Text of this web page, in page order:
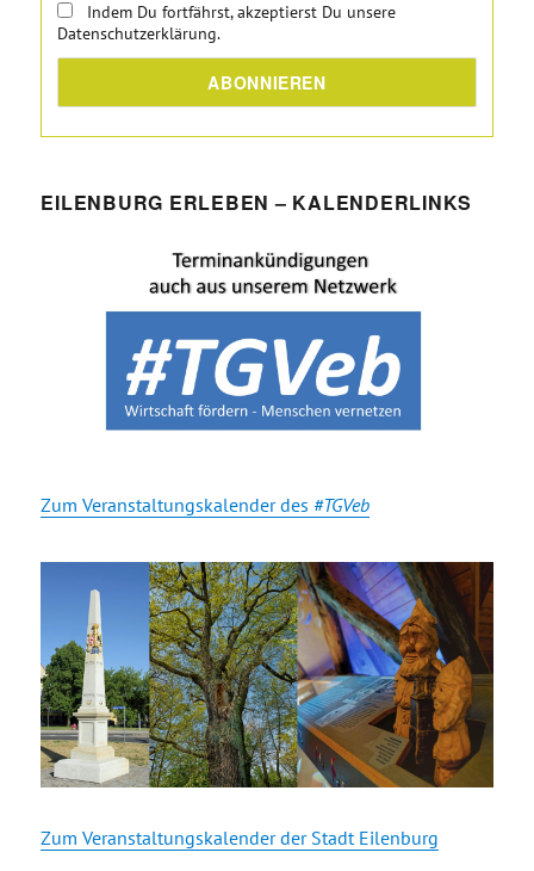
Indem Du fortfährst, akzeptierst Du unsere
Datenschutzerklärung.
EILENBURG ERLEBEN – KALENDERLINKS
Zum Veranstaltungskalender des #TGVeb
Zum Veranstaltungskalender der Stadt Eilenburg